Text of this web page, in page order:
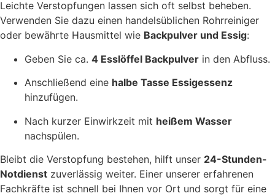
Leichte Verstopfungen lassen sich oft selbst beheben.
Verwenden Sie dazu einen handelsüblichen Rohrreiniger
oder bewährte Hausmittel wie Backpulver und Essig:
Geben Sie ca. 4 Esslöffel Backpulver in den Abfluss.
Anschließend eine halbe Tasse Essigessenz
hinzufügen.
Nach kurzer Einwirkzeit mit heißem Wasser
nachspülen.
Bleibt die Verstopfung bestehen, hilft unser 24-Stunden-
Notdienst zuverlässig weiter. Einer unserer erfahrenen
Fachkräfte ist schnell bei Ihnen vor Ort und sorgt für eine